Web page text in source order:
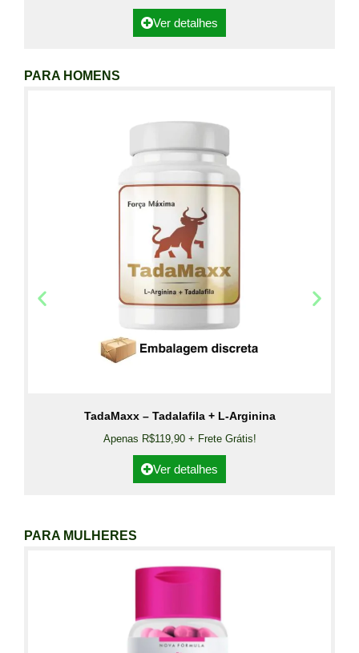
Ver detalhes
PARA HOMENS
TadaMaxx – Tadalafila + L-Arginina
Apenas R$119,90 + Frete Grátis!
Ver detalhes
PARA MULHERES